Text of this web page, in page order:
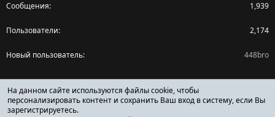
Сообщения 1,939
Пользователи 2,174
Новый пользователь 448bro
Поделиться страницей
Facebook
X (Twitter)
Reddit
На данном сайте используются файлы cookie, чтобы
персонализировать контент и сохранить Ваш вход в систему, если Вы
зарегистрируетесь.